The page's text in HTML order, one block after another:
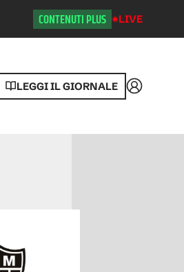
CONTENUTI PLUS LIVE
LEGGI IL GIORNALE Accedi